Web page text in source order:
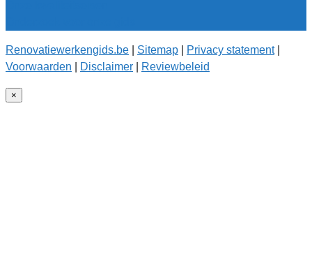
Renovatiewerkengids.be Sitemap Privacy statement|
Voorwaarden
Disclaimer Reviewbeleid
×